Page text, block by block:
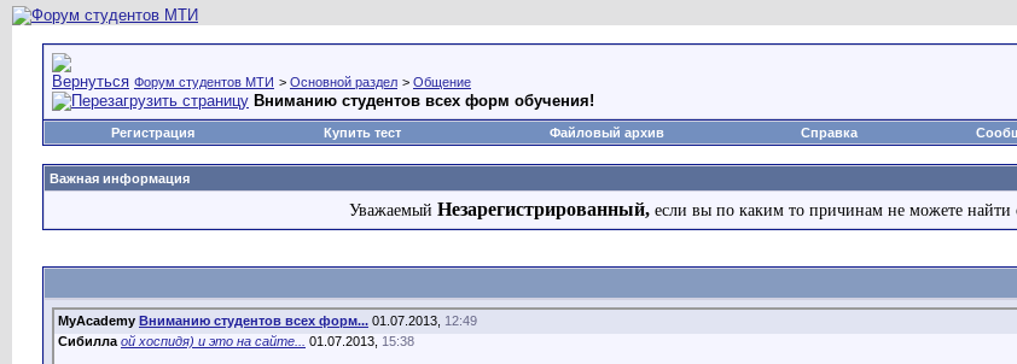
Форум студентов МТИ > Основной раздел > Общение
Вниманию студентов всех форм обучения!
Регистрация Купить тест Файловый архив Справка
Важная информация
Уважаемый Незарегистрированный, если вы по каким то причинам не можете найти
MyAcademy Вниманию студентов всех форм... 01.07.2013, 12:49
Сибилла ой хоспидя) и это на сайте... 01.07.2013, 15:38